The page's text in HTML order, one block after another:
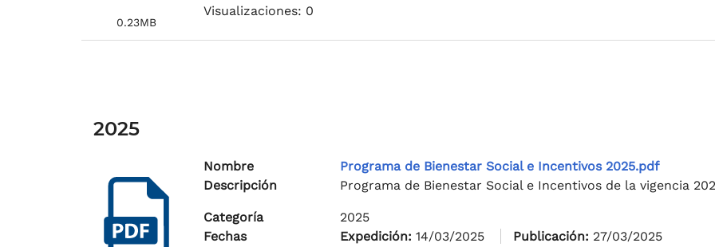
0.23MB
Visualizaciones: 0
2025
Nombre
Programa de Bienestar Social e Incentivos 2025.pdf
Descripción
Programa de Bienestar Social e Incentivos de la vigencia
Categoría
2025
Fechas
Expedición:14/03/2025 Publicación: 27/03/2025